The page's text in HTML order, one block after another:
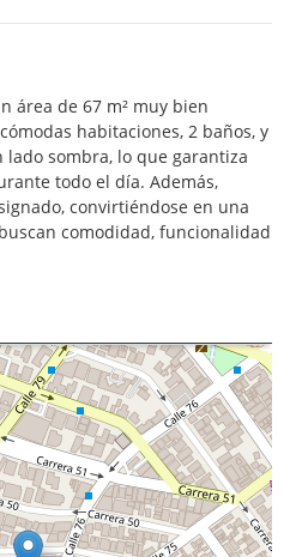
área de 67 m² muy bien
habitaciones, 2 baños, y
sombra, lo que garantiza
todo el día. Además,
convirtiéndose en una
comodidad, funcionalidad